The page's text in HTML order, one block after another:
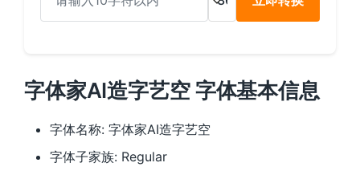
字体家AI造字艺空 字体基本信息
字体名称: 字体家AI造字艺空
字体子家族: Regular